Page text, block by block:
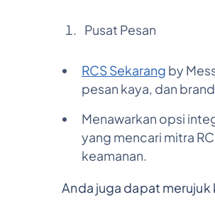
Pusat Pesan
RCS Sekarang by
pesan kaya, dan
Menawarkan opsi
yang mencari mitra
keamanan.
Anda juga dapat merujuk